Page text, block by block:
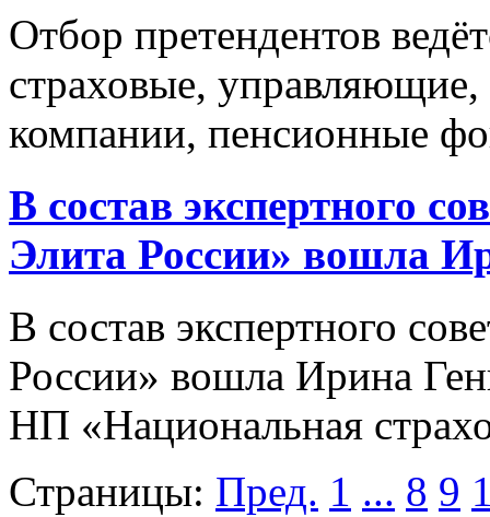
Отбор претендентов
страховые,
компании, пенсионные
В состав экспертного
Элита России» вошла
В состав экспертного
России» вошла Ирина
НП «Национальная
Страницы: Пред. 1 ... 8 9